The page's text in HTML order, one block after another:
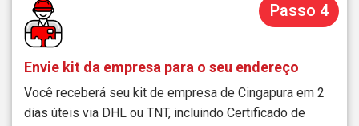
Passo 4
Envie kit da empresa para o seu endereço
Você receberá seu kit de empresa de Cingapura em 2
dias úteis via DHL ou TNT, incluindo Certificado de